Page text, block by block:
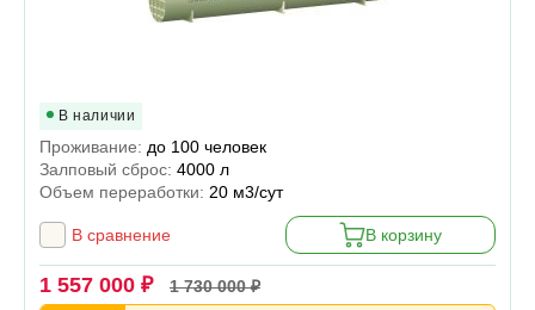
В наличии
Проживание: до 100 человек
Залповый сброс: 4000 л
Объем переработки: 20 м3/сут
В сравнение В корзину
1 557 000 ₽ 1 730 000 ₽